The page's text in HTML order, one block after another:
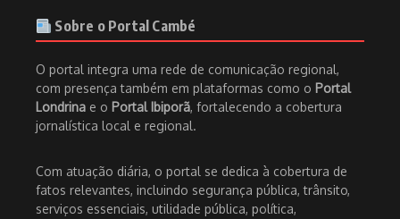
Sobre o Portal Cambé
O portal integra uma rede de comunicação regional,
com presença também em plataformas como o Portal
Londrina e o Portal Ibiporã, fortalecendo a cobertura
jornalística local e regional.
Com atuação diária, o portal se dedica à cobertura de
fatos relevantes, incluindo segurança pública, trânsito,
serviços essenciais, utilidade pública, política,